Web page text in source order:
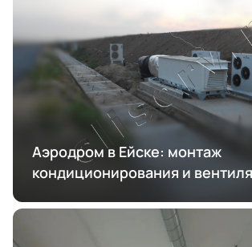
Аэродром в Ейске: монтаж
кондиционирования и